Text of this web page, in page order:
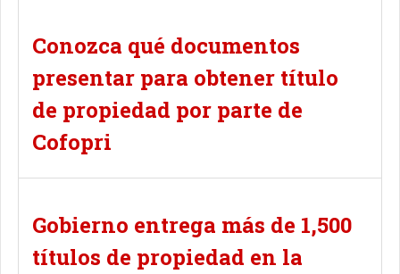
Conozca qué documentos
presentar para obtener título
de propiedad por parte de
Cofopri
Gobierno entrega más de 1,500
títulos de propiedad en la